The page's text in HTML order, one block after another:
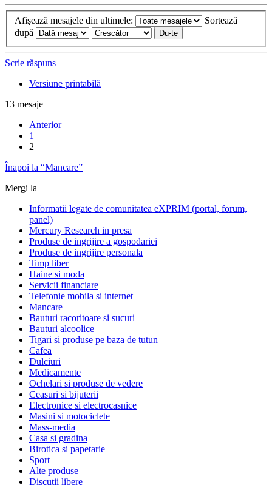
Afişează mesajele din ultimele:
Sortează
după
Scrie răspuns
Versiune printabilă
13 mesaje
Anterior
1
2
Înapoi la “Mancare”
Mergi la
Informatii legate de comunitatea eXPRIM (portal, forum,
panel)
Mercury Research in presa
Produse de ingrijire a gospodariei
Produse de ingrijire personala
Timp liber
Haine si moda
Servicii financiare
Telefonie mobila si internet
Mancare
Bauturi racoritoare si sucuri
Bauturi alcoolice
Tigari si produse pe baza de tutun
Cafea
Dulciuri
Medicamente
Ochelari si produse de vedere
Ceasuri si bijuterii
Electronice si electrocasnice
Masini si motociclete
Mass-media
Casa si gradina
Birotica si papetarie
Sport
Alte produse
Discutii libere